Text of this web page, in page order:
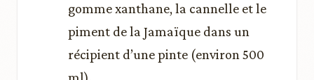
gomme xanthane, la cannelle et le
piment de la Jamaïque dans un
récipient d’une pinte (environ 500